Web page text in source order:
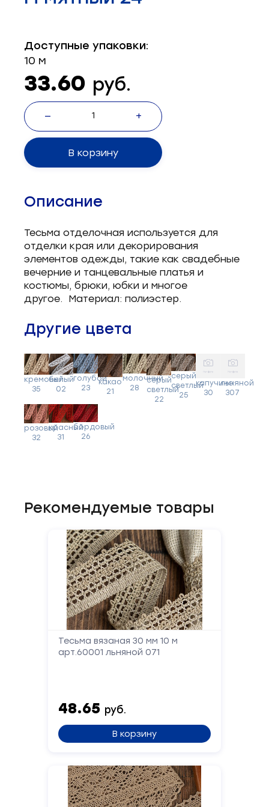
Нетканые материалы
Установочное оборудование
Доступные упаковки:
10 м
33.60 руб.
— +
В корзину
Описание
Тесьма отделочная используется для
отделки края или декорирования
элементов одежды, такие как свадебные
вечерние и танцевальные платья и
костюмы, брюки, юбки и многое
другое. Материал: полиэстер.
Другие цвета
кремовый
35
белый
02
голубой
23
какао
21
молочный
28
серый
светлый
22
серый
светлый
25
капучино
30
льняной
307
розовый
32
красный
31
бордовый
26
Рекомендуемые товары
Тесьма вязаная 30 мм 10 м
арт.60001 льняной 071
48.65 руб.
В корзину